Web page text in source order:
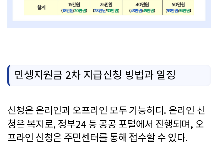
민생지원금 2차 지급신청 방법과 일정
신청은 온라인과 오프라인 모두 가능하다. 온라인 신
청은 복지로, 정부24 등 공공 포털에서 진행되며, 오
프라인 신청은 주민센터를 통해 접수할 수 있다.